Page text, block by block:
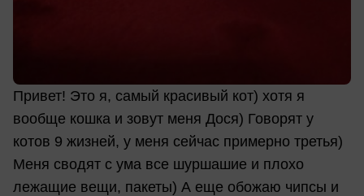
Привет! Это я, самый красивый кот) хотя я
вообще кошка и зовут меня Дося) Говорят у
котов 9 жизней, у меня сейчас примерно третья)
Меня сводят с ума все шуршашие и плохо
лежащие вещи, пакеты) А еще обожаю чипсы и